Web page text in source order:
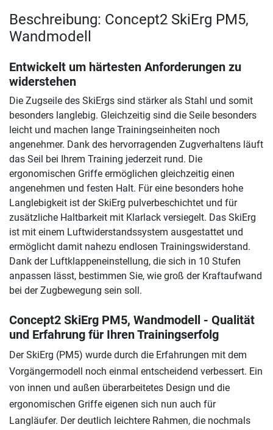
Beschreibung: Concept2 SkiErg PM5,
Wandmodell
Entwickelt um härtesten Anforderungen zu
widerstehen
Die Zugseile des SkiErgs sind stärker als Stahl und somit
besonders langlebig. Gleichzeitig sind die Seile besonders
leicht und machen lange Trainingseinheiten noch
angenehmer. Dank des hervorragenden Zugverhaltens läuft
das Seil bei Ihrem Training jederzeit rund. Die
ergonomischen Griffe ermöglichen gleichzeitig einen
angenehmen und festen Halt. Für eine besonders hohe
Langlebigkeit ist der SkiErg pulverbeschichtet und für
zusätzliche Haltbarkeit mit Klarlack versiegelt. Das SkiErg
ist mit einem Luftwiderstandssystem ausgestattet und
ermöglicht damit nahezu endlosen Trainingswiderstand.
Dank der Luftklappeneinstellung, die sich in 10 Stufen
anpassen lässt, bestimmen Sie, wie groß der Kraftaufwand
bei der Zugbewegung sein soll.
Concept2 SkiErg PM5, Wandmodell - Qualität
und Erfahrung für Ihren Trainingserfolg
Der SkiErg (PM5) wurde durch die Erfahrungen mit dem
Vorgängermodell noch einmal entscheidend verbessert. Ein
von innen und außen überarbeitetes Design und die
ergonomischen Griffe eigenen sich nun auch für
Langläufer. Der deutlich leichtere Rahmen, die nochmals